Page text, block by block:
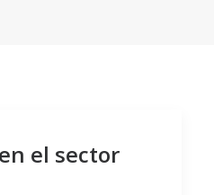
el sector